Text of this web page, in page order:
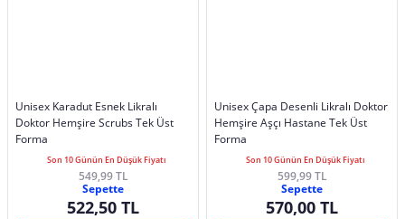
Unisex Karadut Esnek Likralı
Doktor Hemşire Scrubs Tek Üst
Forma
Son 10 Günün En Düşük Fiyatı
549,99 TL
Sepette
522,50 TL
Unisex Çapa Desenli Likralı Doktor
Hemşire Aşçı Hastane Tek Üst
Forma
Son 10 Günün En Düşük Fiyatı
599,99 TL
Sepette
570,00 TL